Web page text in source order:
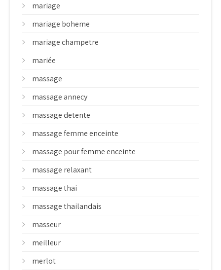
mariage
mariage boheme
mariage champetre
mariée
massage
massage annecy
massage detente
massage femme enceinte
massage pour femme enceinte
massage relaxant
massage thai
massage thailandais
masseur
meilleur
merlot